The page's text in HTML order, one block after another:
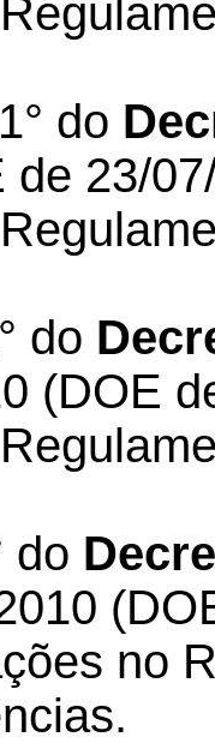
do
de 23/
do
(DOE
do
no